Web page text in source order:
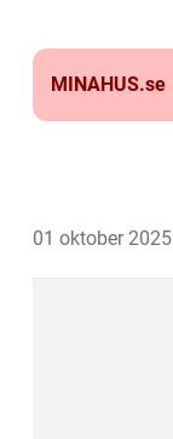
MINAHUS.se
01 oktober 2025